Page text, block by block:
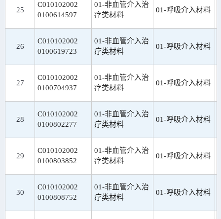
25
C010102002
0100614597
01-非血管介入治
疗类材料
01-呼吸介入材料
26
C010102002
0100619723
01-非血管介入治
疗类材料
01-呼吸介入材料
27
C010102002
0100704937
01-非血管介入治
疗类材料
01-呼吸介入材料
28
C010102002
0100802277
01-非血管介入治
疗类材料
01-呼吸介入材料
29
C010102002
0100803852
01-非血管介入治
疗类材料
01-呼吸介入材料
30
C010102002
0100808752
01-非血管介入治
疗类材料
01-呼吸介入材料